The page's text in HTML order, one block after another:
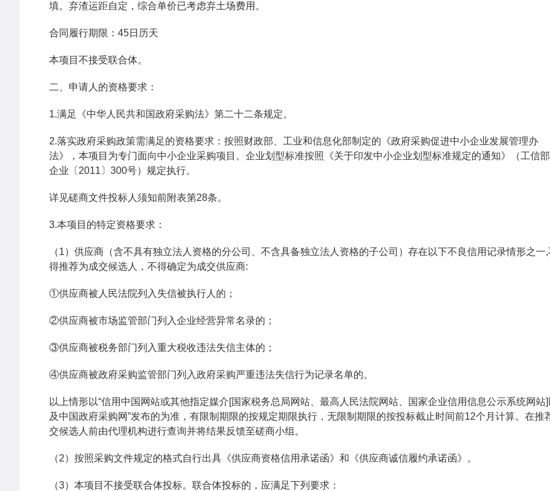
填。弃渣运距自定，综合单价已考虑弃土场费用。
合同履行期限：45日历天
本项目不接受联合体。
二、申请人的资格要求：
1.满足《中华人民共和国政府采购法》第二十二条规定。
2.落实政府采购政策需满足的资格要求：按照财政部、工业和信息化部制定的《政府采购促进中小企业发展管理办
法》，本项目为专门面向中小企业采购项目。企业划型标准按照《关于印发中小企业划型标准规定的通知》（工信
企业〔2011〕300号）规定执行。
详见磋商文件投标人须知前附表第28条。
3.本项目的特定资格要求：
（1）供应商（含不具有独立法人资格的分公司、不含具备独立法人资格的子公司）存在以下不良信用记录情形之一,
得推荐为成交候选人，不得确定为成交供应商:
①供应商被人民法院列入失信被执行人的；
②供应商被市场监管部门列入企业经营异常名录的；
③供应商被税务部门列入重大税收违法失信主体的；
④供应商被政府采购监管部门列入政府采购严重违法失信行为记录名单的。
以上情形以“信用中国网站或其他指定媒介[国家税务总局网站、最高人民法院网站、国家企业信用信息公示系统网站]
及中国政府采购网”发布的为准，有限制期限的按规定期限执行，无限制期限的按投标截止时间前12个月计算。在推
交候选人前由代理机构进行查询并将结果反馈至磋商小组。
（2）按照采购文件规定的格式自行出具《供应商资格信用承诺函》和《供应商诚信履约承诺函》。
（3）本项目不接受联合体投标。联合体投标的，应满足下列要求：